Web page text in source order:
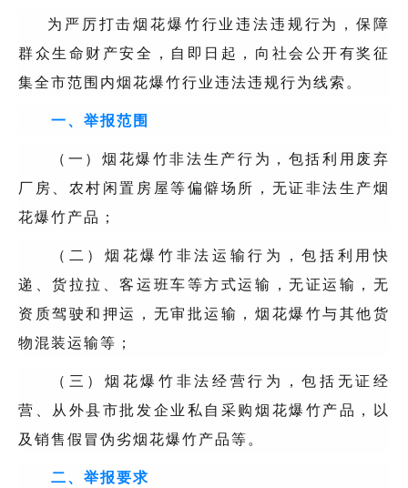
为严厉打击烟花爆竹行业违法违规行为，保障
群众生命财产安全，自即日起，向社会公开有奖征
集全市范围内烟花爆竹行业违法违规行为线索。
一、举报范围
（一）烟花爆竹非法生产行为，包括利用废弃
厂房、农村闲置房屋等偏僻场所，无证非法生产烟
花爆竹产品；
（二）烟花爆竹非法运输行为，包括利用快
递、货拉拉、客运班车等方式运输，无证运输，无
资质驾驶和押运，无审批运输，烟花爆竹与其他货
物混装运输等；
（三）烟花爆竹非法经营行为，包括无证经
营、从外县市批发企业私自采购烟花爆竹产品，以
及销售假冒伪劣烟花爆竹产品等。
二、举报要求